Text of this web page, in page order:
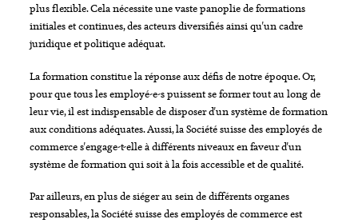
plus flexible. Cela nécessite une vaste panoplie de formations
initiales et continues, des acteurs diversifiés ainsi qu'un cadre
juridique et politique adéquat.
La formation constitue la réponse aux défis de notre époque. Or,
pour que tous les employé-e-s puissent se former tout au long de
leur vie, il est indispensable de disposer d'un système de formation
aux conditions adéquates. Aussi, la Société suisse des employés de
commerce s'engage-t-elle à différents niveaux en faveur d'un
système de formation qui soit à la fois accessible et de qualité.
Par ailleurs, en plus de siéger au sein de différents organes
responsables, la Société suisse des employés de commerce est